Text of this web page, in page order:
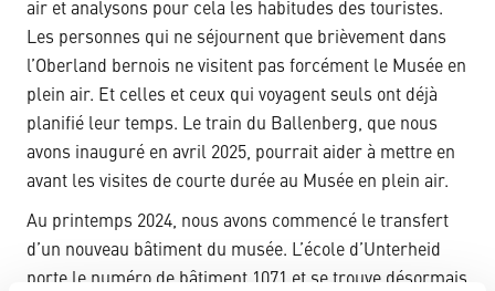
air et analysons pour cela les habitudes des touristes.
Les personnes qui ne séjournent que brièvement dans
l’Oberland bernois ne visitent pas forcément le Musée en
plein air. Et celles et ceux qui voyagent seuls ont déjà
planifié leur temps. Le train du Ballenberg, que nous
avons inauguré en avril 2025, pourrait aider à mettre en
avant les visites de courte durée au Musée en plein air.
Au printemps 2024, nous avons commencé le transfert
d’un nouveau bâtiment du musée. L’école d’Unterheid
porte le numéro de bâtiment 1071 et se trouve désormais